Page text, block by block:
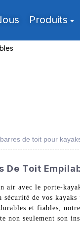
Produits
de toit pour
De Toit
air avec le porte-
sécurité de vos
et fiables,
non seulement son